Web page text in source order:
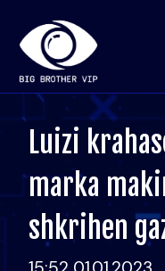
Luizi
marka
shkrihen